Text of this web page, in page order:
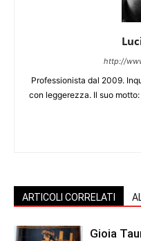
http://
Professionista dal 2009.
con leggerezza. Il suo
ARTICOLI CORRELATI
Gioia